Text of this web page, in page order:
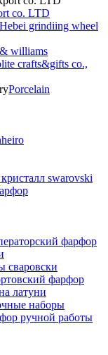
co. LTD
Hebei grindiing wheel
williams
crafts&gifts co.,
Porcelain
swarovski
фарфор
сваровски
фарфор
латуни
наборы
ручной работы